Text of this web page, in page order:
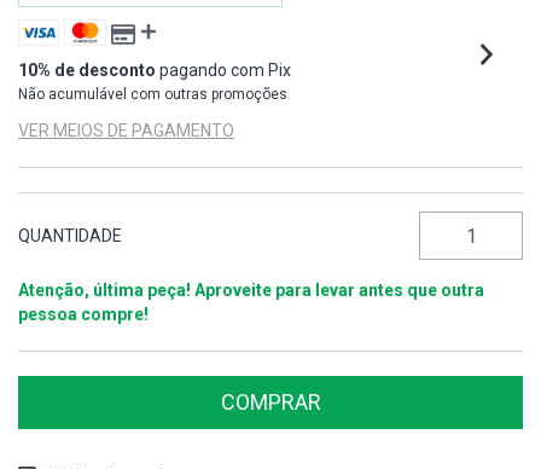
10% de desconto pagando com Pix
Não acumulável com outras promoções
VER MEIOS DE PAGAMENTO
QUANTIDADE
Atenção, última peça! Aproveite para levar antes que outra
pessoa compre!